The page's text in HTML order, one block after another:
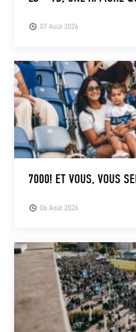
07 Août 2026
06 Août 2026
7000! ET VOUS, VOUS